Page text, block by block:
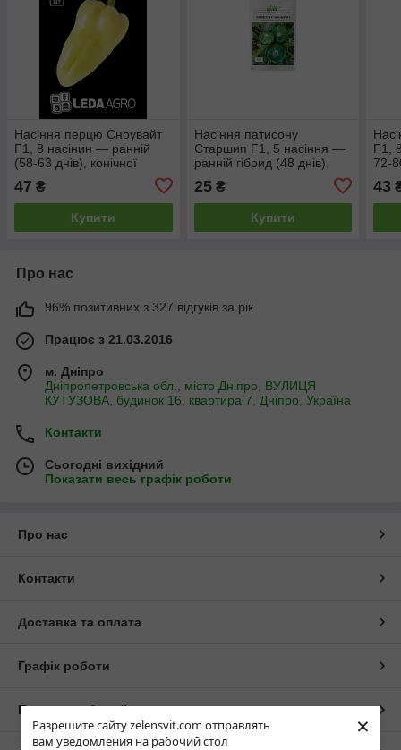
Разрешите сайту zelensvit.com отправлять
вам уведомления на рабочий стол
×
Насіння перцю Сноувайт
F1, 8 насінин — ранній
(58-63 днів), конічної
LEDAAGRO
47 ₴
Купити
Насіння патисону
Старшип F1, 5 насіння —
ранній гібрид (48 днів),
темно-зелений Syngenta
25₴
Купити
F1,
72-
43
Про нас
96% позитивних з 327 відгуків за рік
Працює з 21.03.2016
м. Дніпро
Дніпропетровська обл., місто Дніпро, ВУЛИЦЯ
КУТУЗОВА, будинок 16, квартира 7, Дніпро, Україна
Контакти
Сьогодні вихідний
Показати весь графік роботи
Про нас
Контакти
Доставка та оплата
Графік роботи
Повна версія сайту